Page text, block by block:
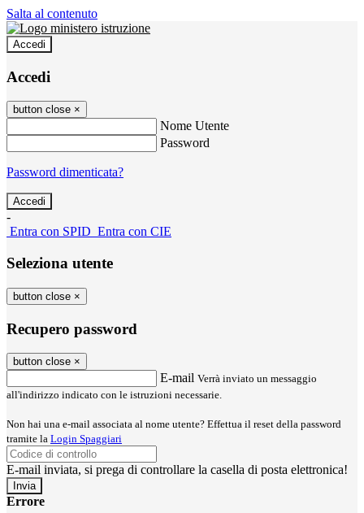
Salta al contenuto
Accedi
Accedi
button close ×
Nome Utente
Password
Password dimenticata?
-
Entra con SPID Entra con CIE
Seleziona utente
button close ×
Recupero password
button close ×
E-mail Verrà inviato un messaggio
all'indirizzo indicato con le istruzioni necessarie.
Non hai una e-mail associata al nome utente? Effettua il reset della password
tramite la Login Spaggiari
E-mail inviata, si prega di controllare la casella di posta elettronica!
Errore